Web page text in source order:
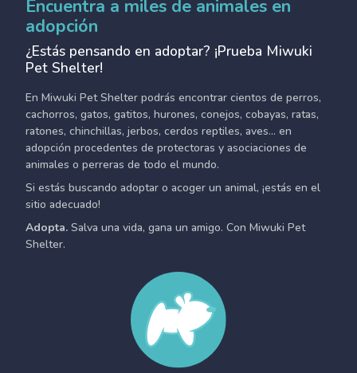
Encuentra a miles de animales en
adopción
¿Estás pensando en adoptar? ¡Prueba Miwuki
Pet Shelter!
En Miwuki Pet Shelter podrás encontrar cientos de perros,
cachorros, gatos, gatitos, hurones, conejos, cobayas, ratas,
ratones, chinchillas, jerbos, cerdos reptiles, aves... en
adopción procedentes de protectoras y asociaciones de
animales o perreras de todo el mundo.
Si estás buscando adoptar o acoger un animal, ¡estás en el
sitio adecuado!
Adopta. Salva una vida, gana un amigo. Con Miwuki Pet
Shelter.